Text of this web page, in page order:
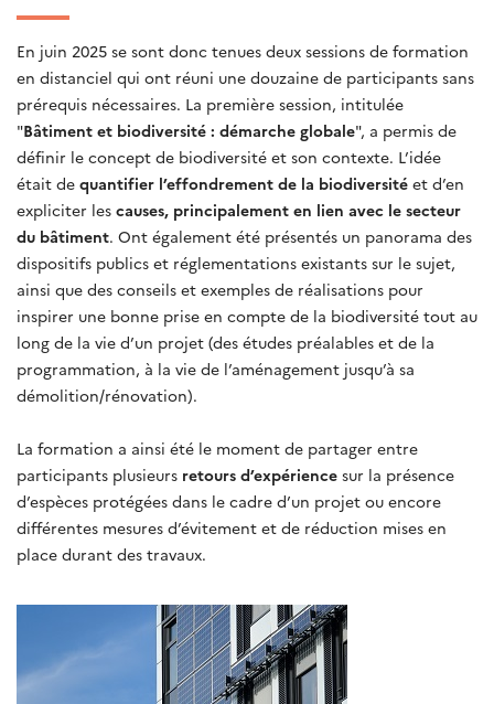
En juin 2025 se sont donc tenues deux sessions de formation
en distanciel qui ont réuni une douzaine de participants sans
prérequis nécessaires. La première session, intitulée
"Bâtiment et biodiversité : démarche globale", a permis de
définir le concept de biodiversité et son contexte. L’idée
était de quantifier l’effondrement de la biodiversité et d’en
expliciter les causes, principalement en lien avec le secteur
du bâtiment. Ont également été présentés un panorama des
dispositifs publics et réglementations existants sur le sujet,
ainsi que des conseils et exemples de réalisations pour
inspirer une bonne prise en compte de la biodiversité tout au
long de la vie d’un projet (des études préalables et de la
programmation, à la vie de l’aménagement jusqu’à sa
démolition/rénovation).
La formation a ainsi été le moment de partager entre
participants plusieurs retours d’expérience sur la présence
d’espèces protégées dans le cadre d’un projet ou encore
différentes mesures d’évitement et de réduction mises en
place durant des travaux.